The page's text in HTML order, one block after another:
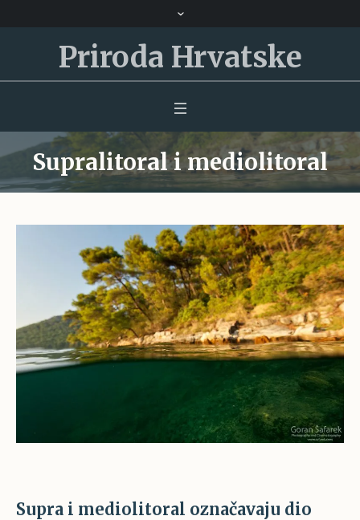
Priroda Hrvatske
Supralitoral i mediolitoral
Supra i mediolitoral označavaju dio